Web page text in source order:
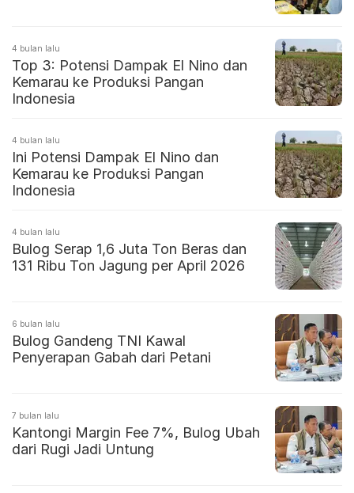
4 bulan lalu
Top 3: Potensi Dampak El Nino dan
Kemarau ke Produksi Pangan
Indonesia
4 bulan lalu
Ini Potensi Dampak El Nino dan
Kemarau ke Produksi Pangan
Indonesia
4 bulan lalu
Bulog Serap 1,6 Juta Ton Beras dan
131 Ribu Ton Jagung per April 2026
6 bulan lalu
Bulog Gandeng TNI Kawal
Penyerapan Gabah dari Petani
7 bulan lalu
Kantongi Margin Fee 7%, Bulog Ubah
dari Rugi Jadi Untung